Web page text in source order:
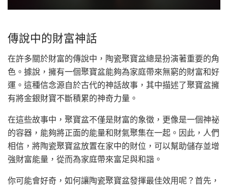
傳說中的財富神話
在許多關於財富的傳說中，陶瓷聚寶盆總是扮演著重要的角
色。據說，擁有一個聚寶盆能夠為家庭帶來無窮的財富和好
運。這種信念源自於古代的神話故事，其中描述了聚寶盆擁
有將金銀財寶不斷積累的神奇力量。
在這些故事中，聚寶盆不僅是財富的象徵，更像是一個神祕
的容器，能夠將正面的能量和財氣聚集在一起。因此，人們
相信，將陶瓷聚寶盆放置在家中的財位，可以幫助儲存並增
強財富能量，從而為家庭帶來富足與和諧。
你可能會好奇，如何讓陶瓷聚寶盆發揮最佳效用呢？首先，